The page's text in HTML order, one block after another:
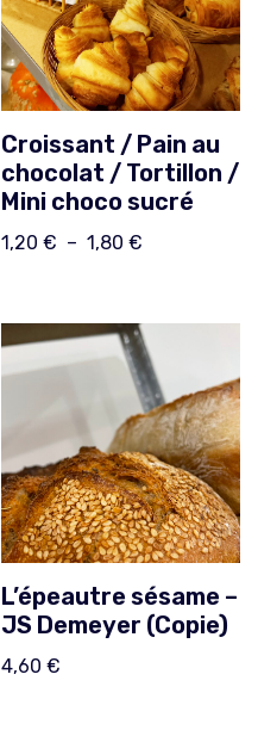
Croissant / Pain au
chocolat / Tortillon /
Mini choco sucré
1,20€ – 1,80€
L’épeautre sésame –
JS Demeyer (Copie)
4,60€